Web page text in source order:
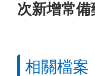
次新增常備
相關檔案